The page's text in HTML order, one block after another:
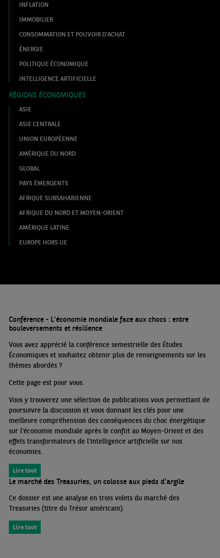
INFLATION
IMMOBILIER
CONSOMMATION ET POUVOIR D'ACHAT
ÉNERGIE
POLITIQUE ÉCONOMIQUE
INTELLIGENCE ARTIFICIELLE
RÉGIONS ÉCONOMIQUES
ASIE
ASIE CENTRALE
UNION EUROPÉENNE
AMÉRIQUE DU NORD
GLOBAL
PAYS ÉMERGENTS
AFRIQUE SUBSAHARIENNE
AFRIQUE DU NORD ET MOYEN-ORIENT
AMÉRIQUE LATINE
EUROPE HORS UE
Conférence - L'économie mondiale face aux chocs : entre
bouleversements et résilience
Vous avez apprécié la conférence semestrielle des Études
Économiques et souhaitez obtenir plus de renseignements sur les
thèmes abordés?
Cette page est pour vous.
Vous y trouverez une sélection de publications vous permettant de
poursuivre la discussion et vous donnant les clés pour une
meilleure compréhension des conséquences du choc énergétique
sur l'économie mondiale après le conflit au Moyen-Orient et des
effets transformateurs de l'intelligence artificielle sur nos
économies.
Lire tout
Le marché des Treasuries, un colosse aux pieds d'argile
Ce dossier est une analyse en trois volets du marché des
Treasuries (titre du Trésor américain).
Lire tout